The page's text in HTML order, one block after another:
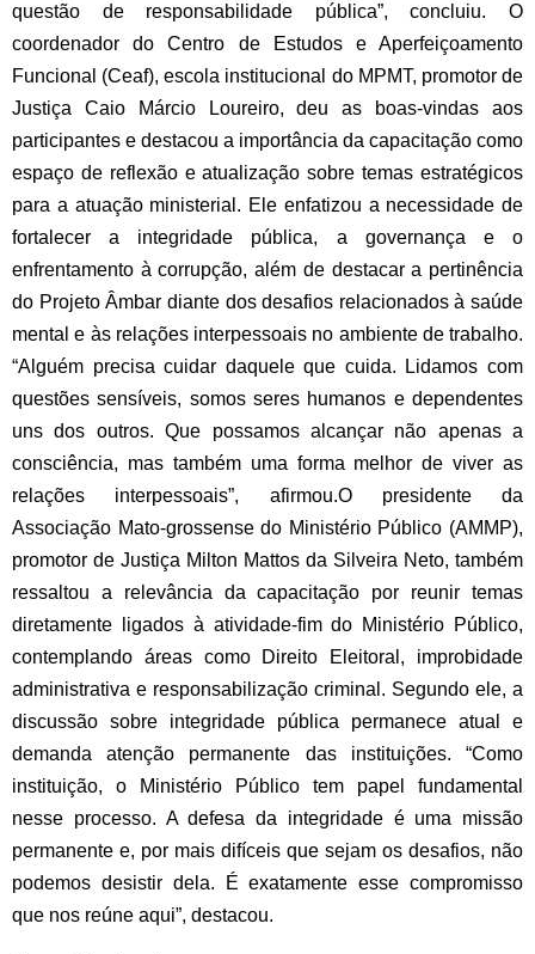
questão de responsabilidade pública”, concluiu.
O
coordenador do Centro de Estudos e Aperfeiçoamento
Funcional (Ceaf), escola institucional do MPMT, promotor de
Justiça Caio Márcio Loureiro, deu as boas-vindas aos
participantes e destacou a importância da capacitação como
espaço de reflexão e atualização sobre temas estratégicos
para a atuação ministerial. Ele enfatizou a necessidade de
fortalecer a integridade pública, a governança e o
enfrentamento à corrupção, além de destacar a pertinência
do Projeto Âmbar diante dos desafios relacionados à saúde
mental e às relações interpessoais no ambiente de trabalho.
“Alguém precisa cuidar daquele que cuida. Lidamos com
questões sensíveis, somos seres humanos e dependentes
uns dos outros. Que possamos alcançar não apenas a
consciência, mas também uma forma melhor de viver as
relações interpessoais”, afirmou.O presidente da
Associação Mato-grossense do Ministério Público (AMMP),
promotor de Justiça Milton Mattos da Silveira Neto, também
ressaltou a relevância da capacitação por reunir temas
diretamente ligados à atividade-fim do Ministério Público,
contemplando áreas como Direito Eleitoral, improbidade
administrativa e responsabilização criminal. Segundo ele, a
discussão sobre integridade pública permanece atual e
demanda atenção permanente das instituições. “Como
instituição, o Ministério Público tem papel fundamental
nesse processo. A defesa da integridade é uma missão
permanente e, por mais difíceis que sejam os desafios, não
podemos desistir dela. É exatamente esse compromisso
que nos reúne aqui”, destacou.